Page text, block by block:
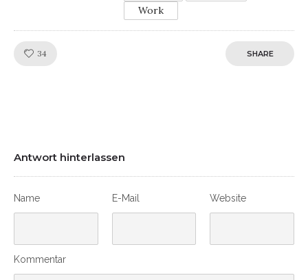
Work
34 SHARE
Antwort hinterlassen
Name E-Mail Website
Kommentar